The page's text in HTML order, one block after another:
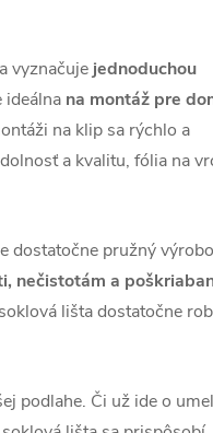
vyznačuje jednoduchou
ideálna na montáž pre
na klip sa rýchlo a
a kvalitu, fólia na
dostatočne pružný
nečistotám a
lišta dostatočne
podlahe. Či už ide o